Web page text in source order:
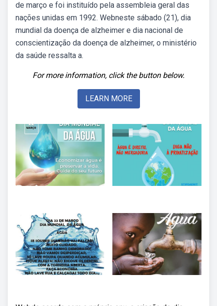
de março e foi instituído pela assembleia geral das
nações unidas em 1992. Webneste sábado (21), dia
mundial da doença de alzheimer e dia nacional de
conscientização da doença de alzheimer, o ministério
da saúde ressalta a.
For more information, click the button below.
LEARN MORE